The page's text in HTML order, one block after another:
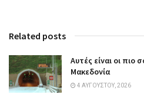
Related posts
Αυτές είναι οι
Μακεδονία
4 ΑΥΓΟΎΣΤΟΥ, 2026